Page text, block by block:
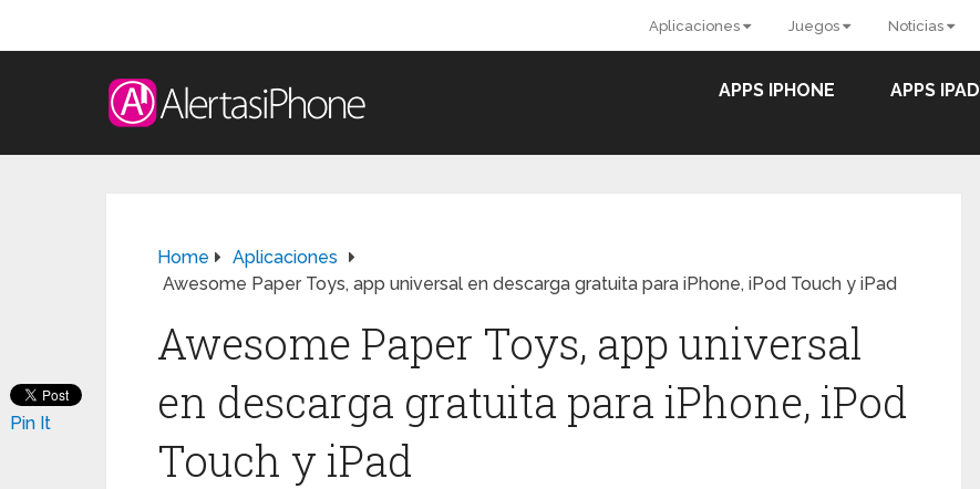
Aplicaciones Juegos Noticias
APPS IPHONE APPS IPAD
Home
Aplicaciones
Awesome Paper Toys, app universal en descarga gratuita para iPhone, iPod Touch y iPad
Awesome Paper Toys, app universal
en descarga gratuita para iPhone, iPod
Touch y iPad
Pin It